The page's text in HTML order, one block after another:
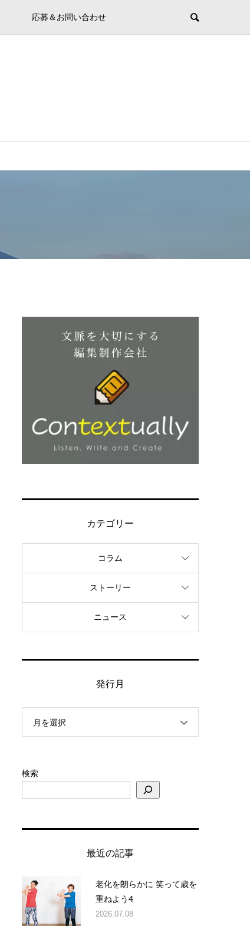
応募＆お問い合わせ
カテゴリー
コラム
ストーリー
ニュース
発行月
月を選択
検索
最近の記事
老化を朗らかに 笑って歳を
重ねよう4
2026.07.08